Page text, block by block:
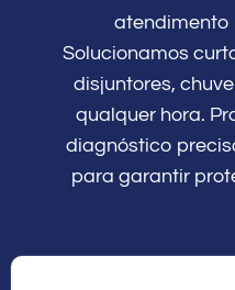
atendimento
Solucionamos
disjuntores,
qualquer hora.
diagnóstico
para garantir